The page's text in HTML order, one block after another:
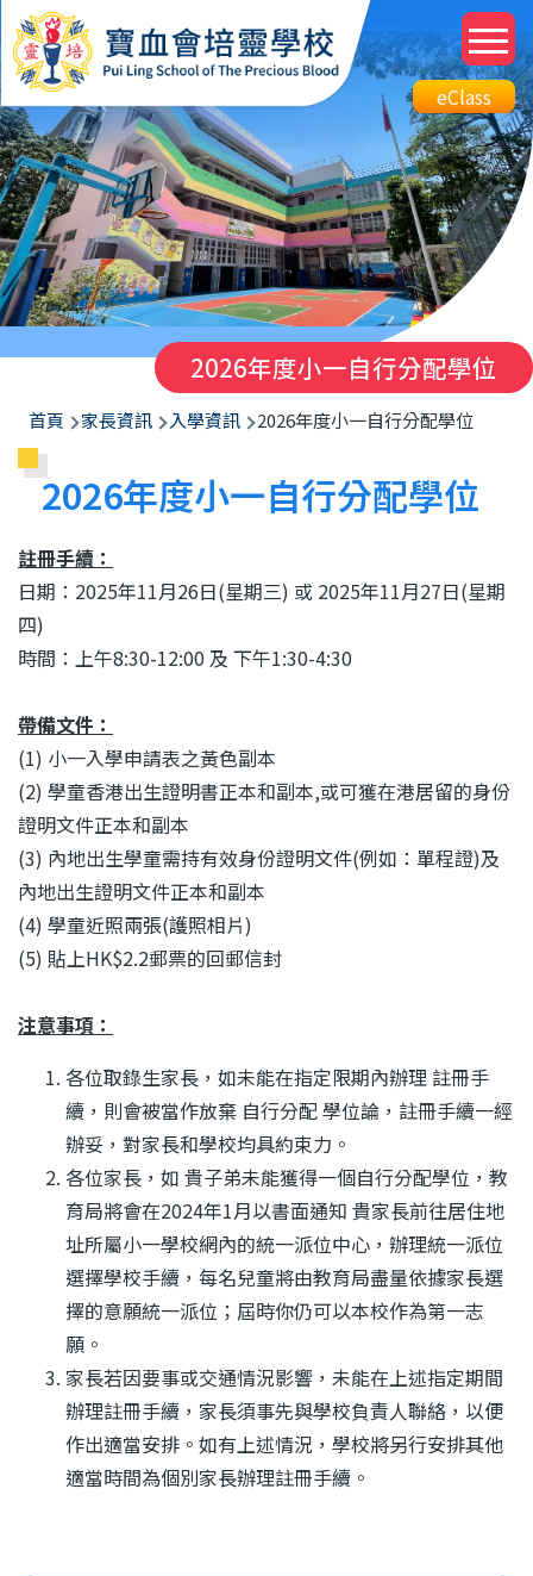
移至主內容
Top
eClass
Btn
eClass
2026年度小一自行分配學位
導
航
連
首頁 家長資訊 入學資訊 2026年度小一自行分配學位
2026年度小一自行分配學位
註冊手續 ：
日期：2025年11月26日(星期三) 或 2025年11月27日(星期
四)
時間：上午8:30-12:00 及 下午1:30-4:30
帶備文件：
(1) 小一入學申請表之黃色副本
(2) 學童香港出生證明書正本和副本,或可獲在港居留的身份
證明文件正本和副本
(3) 內地出生學童需持有效身份證明文件(例如：單程證)及
內地出生證明文件正本和副本
(4) 學童近照兩張(護照相片)
(5) 貼上HK$2.2郵票的回郵信封
注意事項 ：
各位取錄生家長，如未能在指定限期內辦理 註冊手
續，則會被當作放棄 自行分配 學位論，註冊手續一經
辦妥，對家長和學校均具約束力。
各位家長，如 貴子弟未能獲得一個自行分配學位，教
育局將會在2024年1月以書面通知 貴家長前往居住地
址所屬小一學校網內的統一派位中心， 辦理統一派位
選擇學校手續，每名兒童將由教育局盡量依據家長選
擇的意願統一派位；屆時你仍可以本校作為第一志
願。
家長若因要事或交通情況影響，未能在上述指定期間
辦理註冊手續，家長須事先與學校負責人聯絡，以便
作出適當安排。如有上述情況，學校將另行安排其他
適當時間為個別家長辦理註冊手續。